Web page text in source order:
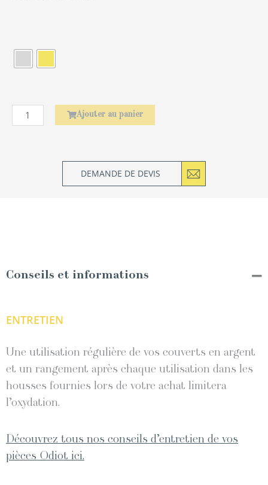
Laurier
Ajouter au panier
DEMANDE DE DEVIS
Conseils et informations
ENTRETIEN
Une utilisation régulière de vos couverts en argent
et un rangement après chaque utilisation dans les
housses fournies lors de votre achat limitera
l’oxydation.
Découvrez tous nos conseils d’entretien de vos
pièces Odiot ici.